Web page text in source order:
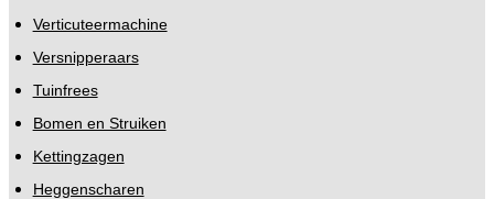
Verticuteermachine
Versnipperaars
Tuinfrees
Bomen en Struiken
Kettingzagen
Heggenscharen